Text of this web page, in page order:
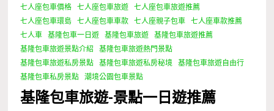
七人座包車價格
七人座包車旅遊
七人座包車旅遊推薦
七人座包車環島
七人座包車車款 七人座親子包車
七人座車款推薦
七人車
基隆包車一日遊 基隆包車旅遊
基隆包車旅遊推薦
基隆包車旅遊景點介紹
基隆包車旅遊熱門景點
基隆包車旅遊私房景點
基隆包車旅遊私房秘境
基隆包車旅遊自由行
基隆包車私房景點
潮境公園包車景點
基隆包車旅遊-景點一日遊推薦